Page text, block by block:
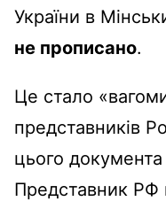
України в
не прописано.
Це стало
представників
цього
Представник